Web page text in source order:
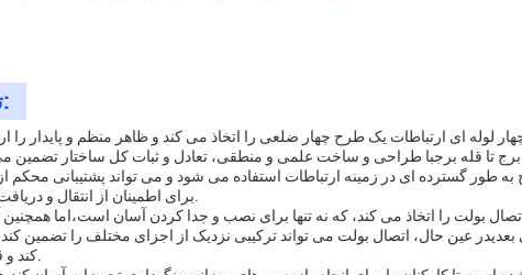
توضیحات محصول:
لوله ای ارتباطات یک طرح چهار ضلعی را اتخاذ می کند و ظاهر منظم و پایدار را
برج تا قله برجبا طراحی و ساخت علمی و منطقی، تعادل و ثبات کل ساختار تضمین
به طور گسترده ای در زمینه ارتباطات استفاده می شود و می تواند پشتیبانی محکم
اتصال بولت را اتخاذ می کند، که نه تنها برای نصب و جدا کردن آسان است،اما
عین حال، اتصال بولت می تواند ترکیبی نزدیک از اجزای مختلف را تضمین